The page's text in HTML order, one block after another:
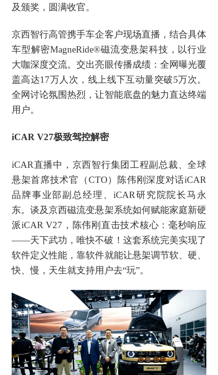
及颁奖，圆满收官。
京西智行高管携手车企客户现场直播，结合具体
车型解密MagneRide®磁流变悬架科技，以行业
大咖深度交流。交出亮眼传播成绩：全网曝光覆
盖高达17万人次，线上线下互动量突破5万次。
全网讨论氛围热烈，让智能底盘的魅力直达终端
用户。
iCAR V27极致驾控解密
iCAR直播中，京西智行集团工程副总裁、全球
悬架首席技术官（CTO）陈伟刚深度对话iCAR
品牌事业部副总经理、iCAR研究院院长马永
东。谈及京西磁流变悬架系统如何赋能家庭新硬
派iCAR V27，陈伟刚直击技术核心：毫秒响应
——天下武功，唯快不破！这套系统完美实现了
软件定义性能，靠软件就能让悬架调节软、硬、
快、慢，天生就支持用户去“玩”。